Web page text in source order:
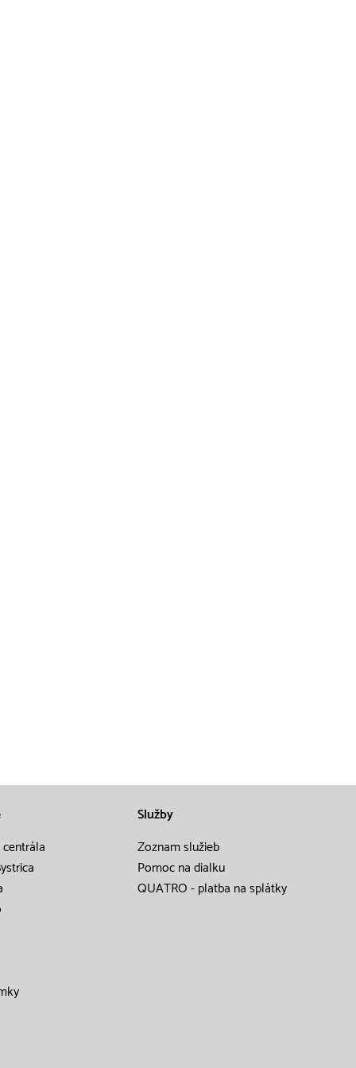
Služby
Zoznam služieb
Pomoc na dialku
QUATRO - platba na splátky